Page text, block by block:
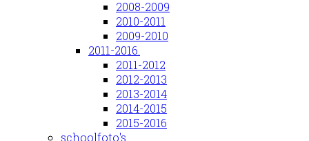
2008-2009
2010-2011
2009-2010
2011-2016.
2011-2012
2012-2013
2013-2014
2014-2015
2015-2016
schoolfoto's